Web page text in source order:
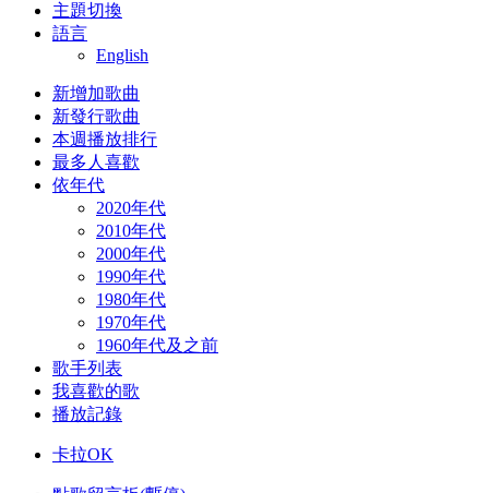
主題切換
語言
English
新增加歌曲
新發行歌曲
本週播放排行
最多人喜歡
依年代
2020年代
2010年代
2000年代
1990年代
1980年代
1970年代
1960年代及之前
歌手列表
我喜歡的歌
播放記錄
卡拉OK